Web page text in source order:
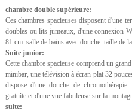
chambre double supérieure:
Ces chambres spacieuses disposent d'une
doubles ou lits jumeaux, d'une connexion
81 cm. salle de bains avec douche. taille de
Suite junior:
Cette chambre spacieuse comprend un
minibar, une télévision à écran plat 32
dispose d'une douche de
gratuite et d'une vue fabuleuse sur la
suite: